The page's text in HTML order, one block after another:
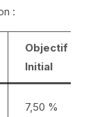
:
Objectif
Initial
7,50 %